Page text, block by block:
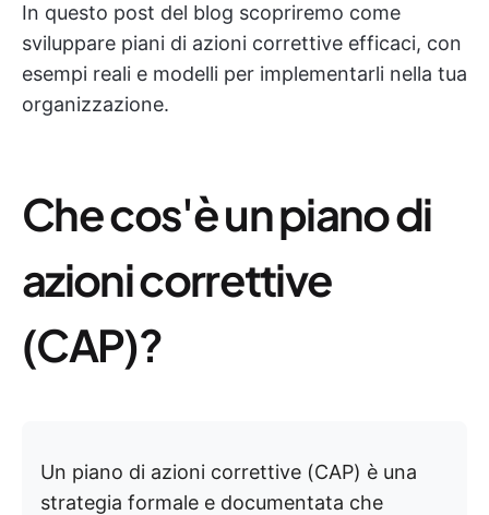
In questo post del blog scopriremo come
sviluppare piani di azioni correttive efficaci, con
esempi reali e modelli per implementarli nella tua
organizzazione.
Che cos'è un piano di
azioni correttive
(CAP)?
Un piano di azioni correttive (CAP) è una
strategia formale e documentata che